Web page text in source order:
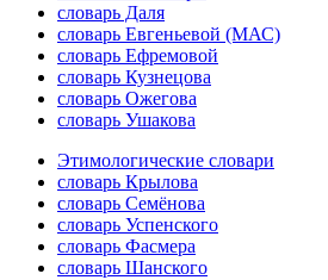
словарь Даля
словарь Евгеньевой (МАС)
словарь Ефремовой
словарь Кузнецова
словарь Ожегова
словарь Ушакова
Этимологические словари
словарь Крылова
словарь Семёнова
словарь Успенского
словарь Фасмера
словарь Шанского